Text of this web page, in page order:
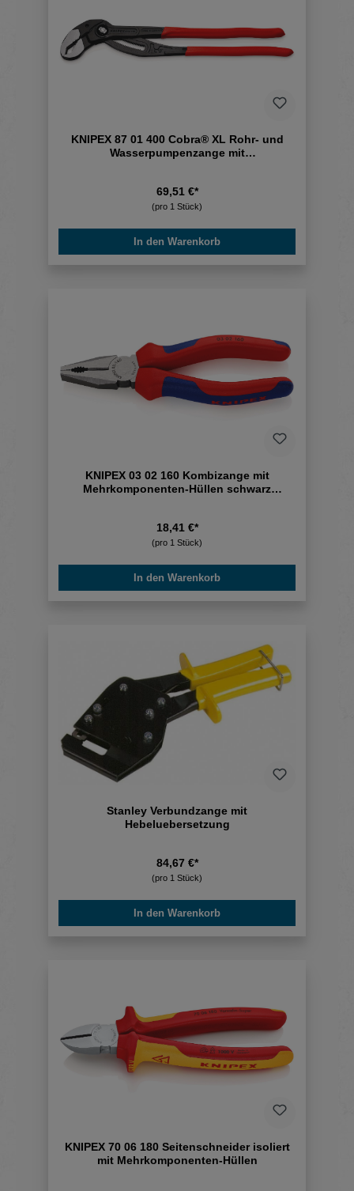
KNIPEX 87 01 400 Cobra® XL Rohr- und
Wasserpumpenzange mit
69,51 €*
(pro 1 Stück)
In den Warenkorb
KNIPEX 03 02 160 Kombizange mit
Mehrkomponenten-Hüllen schwarz
18,41 €*
(pro 1 Stück)
In den Warenkorb
Stanley Verbundzange mit
Hebeluebersetzung
84,67 €*
(pro 1 Stück)
In den Warenkorb
KNIPEX 70 06 180 Seitenschneider isoliert
mit Mehrkomponenten-Hüllen